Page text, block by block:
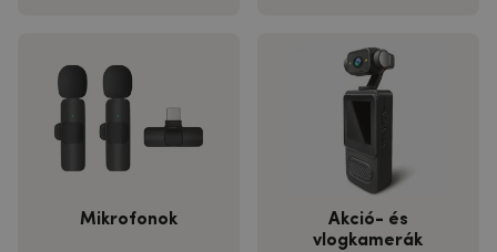
Mikrofonok
Akció- és
vlogkamerák